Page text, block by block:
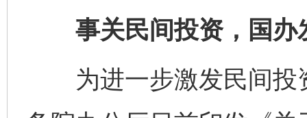
事关民间投资，国办
为进一步激发民间投